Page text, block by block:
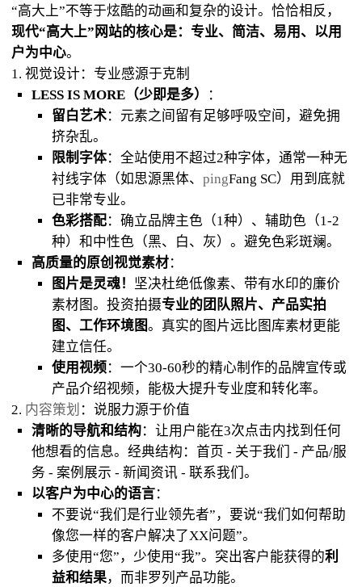
“高大上”不等于炫酷的动画和复杂的设计。恰恰相反，
现代“高大上”网站的核心是：专业、简洁、易用、以用
户为中心。
1. 视觉设计：专业感源于克制
LESS IS MORE（少即是多）
：
留白艺术：元素之间留有足够呼吸空间，避免拥
挤杂乱。
限制字体：全站使用不超过2种字体，通常一种无
衬线字体（如思源黑体、 pingFang SC）用到底就
已非常专业。
色彩搭配：确立品牌主色（1种）、辅助色（1-2
种）和中性色（黑、白、灰）。避免色彩斑斓。
高质量的原创视觉素材：
图片是灵魂！ 坚决杜绝低像素、带有水印的廉价
素材图。投资拍摄专业的团队照片、产品实拍
图、工作环境图。真实的图片远比图库素材更能
建立信任。
使用视频：一个30-60秒的精心制作的品牌宣传或
产品介绍视频，能极大提升专业度和转化率。
2. 内容策划 ：说服力源于价值
清晰的导航和结构：让用户能在3次点击内找到任何
他想看的信息。经典结构：首页 - 关于我们 - 产品/服
务 - 案例展示 - 新闻资讯 - 联系我们。
以客户为中心的语言：
不要说“我们是行业领先者”，要说“我们如何帮助
像您一样的客户解决了XX问题”。
多使用“您”，少使用“我”。突出客户能获得的利
益和结果，而非罗列产品功能。